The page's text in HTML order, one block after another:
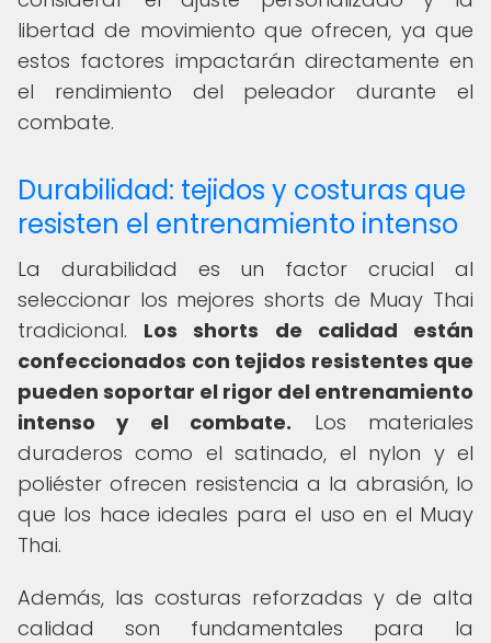
libertad de movimiento que ofrecen, ya que
estos factores impactarán directamente en
el rendimiento del peleador durante el
combate.
Durabilidad: tejidos y costuras que
resisten el entrenamiento intenso
La durabilidad es un factor crucial al
seleccionar los mejores shorts de Muay Thai
tradicional. Los shorts de calidad están
confeccionados con tejidos resistentes que
pueden soportar el rigor del entrenamiento
intenso y el combate. Los materiales
duraderos como el satinado, el nylon y el
poliéster ofrecen resistencia a la abrasión, lo
que los hace ideales para el uso en el Muay
Thai.
Además, las costuras reforzadas y de alta
calidad son fundamentales para la